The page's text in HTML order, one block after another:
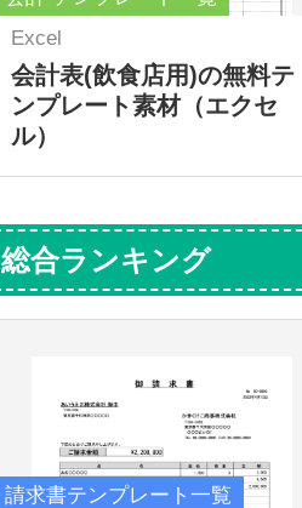
Excel
会計表(飲食店用)の無料テ
ンプレート素材（エクセ
ル）
総合ランキング
請求書テンプレート一覧